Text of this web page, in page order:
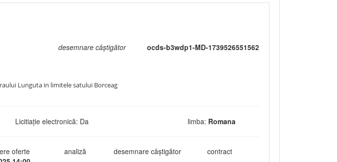
desemnare câștigător ocds-b3wdp1-MD-1739526551562
Lunguta in limitele satului Borceag
Licitiație electronică: Da limba: Romana
oferte
analiză desemnare câștigător contract